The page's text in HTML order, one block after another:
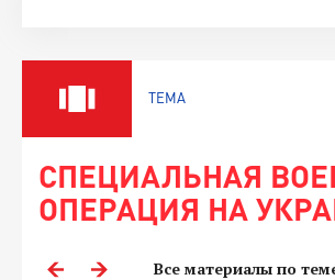
ТЕМА
СПЕЦИАЛЬНАЯ
ОПЕРАЦИЯ НА
Все материалы по